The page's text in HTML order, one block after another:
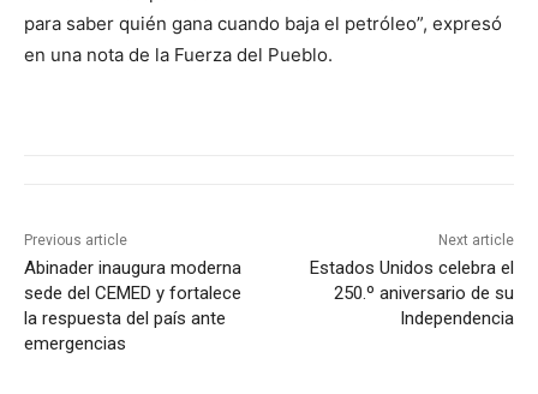
para saber quién gana cuando baja el petróleo”, expresó
en una nota de la Fuerza del Pueblo.
Previous article
Abinader inaugura moderna
sede del CEMED y fortalece
la respuesta del país ante
emergencias
Next article
Estados Unidos celebra el
250.º aniversario de su
Independencia